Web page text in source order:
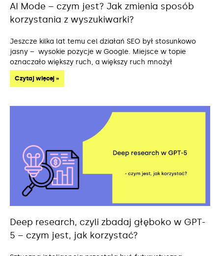
AI Mode – czym jest? Jak zmienia sposób
korzystania z wyszukiwarki?
Jeszcze kilka lat temu cel działań SEO był stosunkowo
jasny – wysokie pozycje w Google. Miejsce w topie
oznaczało większy ruch, a większy ruch mnożył
Czytaj więcej »
Deep research, czyli zbadaj głęboko w GPT-
5 – czym jest, jak korzystać?